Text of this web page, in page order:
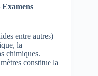
Examens
entre autres)
la
chimiques.
constitue la